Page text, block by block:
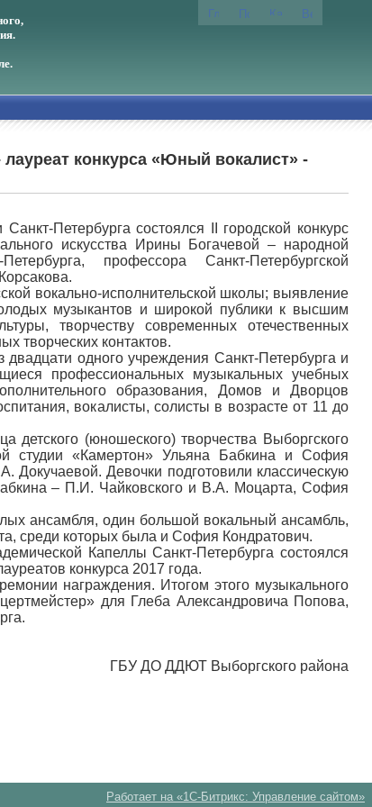
конкурса «Юный вокалист» -
Петербурга состоялся II городской конкурс
искусства Ирины Богачевой – народной
профессора Санкт-Петербургской
вокально-исполнительской школы; выявление
музыкантов и широкой публики к высшим
творчеству современных отечественных
творческих контактов.
двадцати одного учреждения Санкт-Петербурга и
профессиональных музыкальных учебных
образования, Домов и Дворцов
вокалисты, солисты в возрасте от 11 до
детского (юношеского) творчества Выборгского
студии «Камертон» Ульяна Бабкина и София
Докучаевой. Девочки подготовили классическую
– П.И. Чайковского и В.А. Моцарта, София
ансамбля, один большой вокальный ансамбль,
среди которых была и София Кондратович.
Капеллы Санкт-Петербурга состоялся
конкурса 2017 года.
награждения. Итогом этого музыкального
для Глеба Александровича Попова,
ГБУ ДО ДДЮТ Выборгского района
Работает на «1С-Битрикс: Управление сайтом»